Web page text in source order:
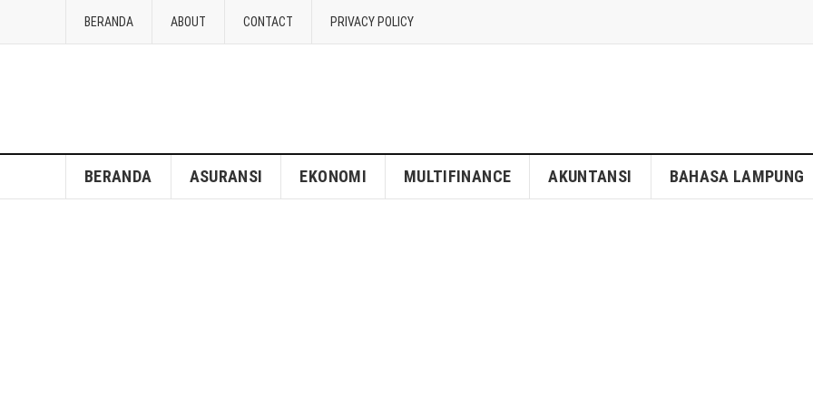
BERANDA ABOUT CONTACT PRIVACY POLICY
BERANDA ASURANSI EKONOMI MULTIFINANCE AKUNTANSI BAHASA LAMPUNG